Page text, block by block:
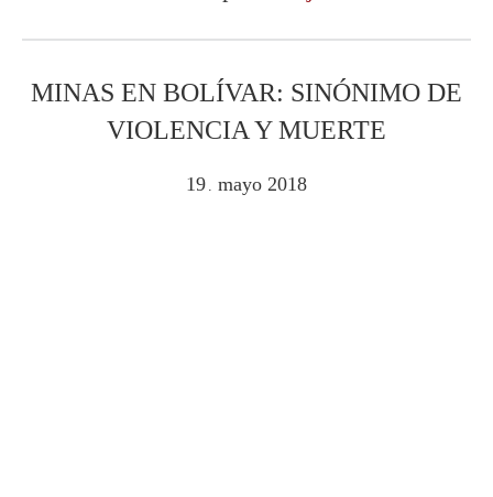
MINAS EN BOLÍVAR: SINÓNIMO DE
VIOLENCIA Y MUERTE
19 . mayo 2018